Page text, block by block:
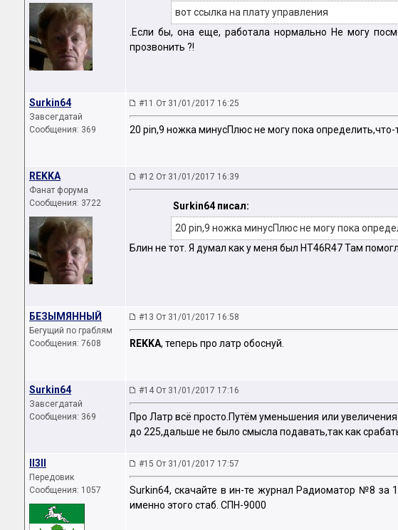
вот ссылка на плату управления
.Если бы, она еще, работала нормально Не могу
прозвонить ?!
Surkin64
Завсегдатай
Сообщения: 369
#11 От 31/01/2017 16:25
20 pin,9 ножка минусПлюс не могу пока
REKKA
Фанат форума
Сообщения: 3722
#12 От 31/01/2017 16:39
Surkin64 писал:
20 pin,9 ножка минусПлюс не могу пока
Блин не тот. Я думал как у меня был HT46R47 Там
БЕЗЫМЯННЫЙ
Бегущий по граблям
Сообщения: 7608
#13 От 31/01/2017 16:58
REKKA, теперь про латр обоснуй.
Surkin64
Завсегдатай
Сообщения: 369
#14 От 31/01/2017 17:16
Про Латр всё просто.Путём уменьшения или
до 225,дальше не было смысла подавать,так как
II3II
Передовик
Сообщения: 1057
#15 От 31/01/2017 17:57
Surkin64, скачайте в ин-те журнал Радиоматор №8 за
именно этого стаб. СПН-9000